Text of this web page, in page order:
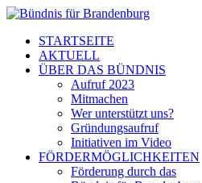
STARTSEITE
AKTUELL
ÜBER DAS BÜNDNIS
Aufruf 2023
Mitmachen
Wer unterstützt uns?
Gründungsaufruf
Initiativen im Video
FÖRDERMÖGLICHKEITEN
Förderung durch das